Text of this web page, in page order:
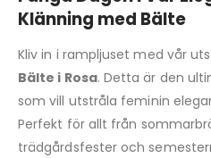
Klänning med Bälte
Kliv in i rampljuset med vår
Bälte i Rosa. Detta är den
som vill utstråla feminin
Perfekt för allt från
trädgårdsfester och